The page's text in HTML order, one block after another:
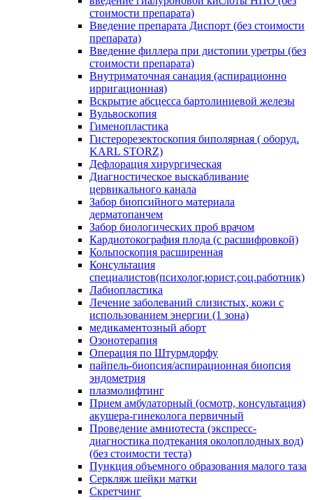
стоимости препарата)
Введение препарата Диспорт (без стоимости
препарата)
Введение филлера при дистопии уретры (без
стоимости препарата)
Внутриматочная санация (аспирационно
ирригационная)
Вскрытие абсцесса бартолиниевой железы
Вульвоскопия
Гименопластика
Гистерорезектоскопия биполярная ( оборуд.
KARL STORZ)
Дефлорация хирургическая
Диагностическое выскабливание
цервикального канала
Забор биопсийного материала
дерматопанчем
Забор биологических проб врачом
Кардиотокография плода (с расшифровкой)
Кольпоскопия расширенная
Консультация
специалистов(психолог,юрист,соц.работник)
Лабиопластика
Лечение заболеваний слизистых, кожи с
использованием энергии (1 зона)
медикаментозный аборт
Озонотерапия
Операция по Штурмдорфу
пайпель-биопсия/аспирационная биопсия
эндометрия
плазмолифтинг
Прием амбулаторный (осмотр, консультация)
акушера-гинеколога первичный
Проведение амниотеста (экспресс-
диагностика подтекания околоплодных вод)
(без стоимости теста)
Пункция объемного образования малого таза
Серкляж шейки матки
Скретчинг